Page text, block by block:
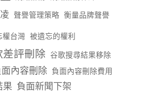
聲譽管理策略 衡量品牌聲譽
權台灣 被遺忘的權利
差評刪除 谷歌搜尋結果移除
內容刪除 負面內容刪除費用
果 負面新聞下架